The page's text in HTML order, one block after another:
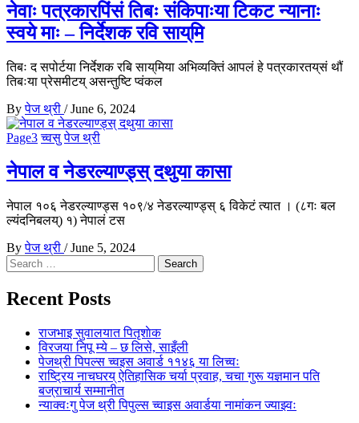
नेवाः पत्रकारपिंसं तिबः संकिपाःया टिकट न्यानाः
स्वये माः – निर्देशक रवि साय्‌मि
तिबः द सपोर्टया निर्देशक रबि साय्‌मिया अभिव्यक्तिं आपलं हे पत्रकारतय्‌सं थौं
तिबःया प्रेसमीटय् असन्तुष्टि प्वंकल
By पेज थ्री / June 6, 2024
Page3 च्वसु पेज थ्री
नेपाल व नेडरल्याण्ड्स् दथुया कासा
नेपाल १०६ नेडरल्याण्ड्स १०९/४ नेडरल्याण्ड्स् ६ विकेटं त्यात । (८गः बल
ल्यंदनिबलय्) १) नेपालं टस
By पेज थ्री / June 5, 2024
Search
for:
Recent Posts
राजभाइ सुवालयात पितृशाेक
विरजया निपू म्ये – छ लिसे, साइँली
पेजथ्री पिपल्स च्वइस अवार्ड ११४६ या लिच्वः
राष्ट्रिय नाचघरय् ऐतिहासिक चर्या प्रवाह, चचा गुरू यज्ञमान पति
बज्राचार्य सम्मानीत
न्याक्वःगु पेज थ्री पिपुल्स च्वाइस अवार्डया नामांकन ज्याझ्वः